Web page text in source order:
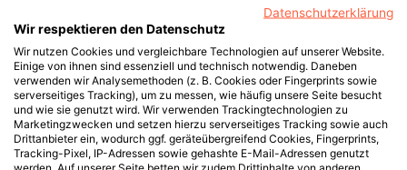
Datenschutzerklärung
Wir respektieren den Datenschutz
Wir nutzen Cookies und vergleichbare Technologien auf unserer Website.
Einige von ihnen sind essenziell und technisch notwendig. Daneben
verwenden wir Analysemethoden (z. B. Cookies oder Fingerprints sowie
serverseitiges Tracking), um zu messen, wie häufig unsere Seite besucht
und wie sie genutzt wird. Wir verwenden Trackingtechnologien zu
Marketingzwecken und setzen hierzu serverseitiges Tracking sowie auch
Drittanbieter ein, wodurch ggf. geräteübergreifend Cookies, Fingerprints,
Tracking-Pixel, IP-Adressen sowie gehashte E-Mail-Adressen genutzt
werden. Auf unserer Seite betten wir zudem Drittinhalte von anderen